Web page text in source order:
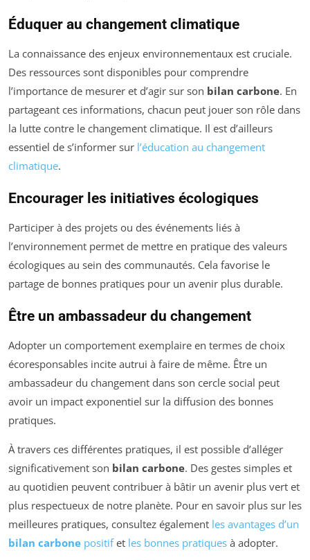
Éduquer au changement climatique
La connaissance des enjeux environnementaux est cruciale.
Des ressources sont disponibles pour comprendre
l’importance de mesurer et d’agir sur son bilan carbone. En
partageant ces informations, chacun peut jouer son rôle dans
la lutte contre le changement climatique. Il est d’ailleurs
essentiel de s’informer sur l’éducation au changement
climatique.
Encourager les initiatives écologiques
Participer à des projets ou des événements liés à
l’environnement permet de mettre en pratique des valeurs
écologiques au sein des communautés. Cela favorise le
partage de bonnes pratiques pour un avenir plus durable.
Être un ambassadeur du changement
Adopter un comportement exemplaire en termes de choix
écoresponsables incite autrui à faire de même. Être un
ambassadeur du changement dans son cercle social peut
avoir un impact exponentiel sur la diffusion des bonnes
pratiques.
À travers ces différentes pratiques, il est possible d’alléger
significativement son bilan carbone. Des gestes simples et
au quotidien peuvent contribuer à bâtir un avenir plus vert et
plus respectueux de notre planète. Pour en savoir plus sur les
meilleures pratiques, consultez également les avantages d’un
bilan carbone positifet les bonnes pratiques à adopter.